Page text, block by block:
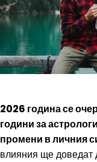
2026 година се
години за
промени в личния
влияния ще